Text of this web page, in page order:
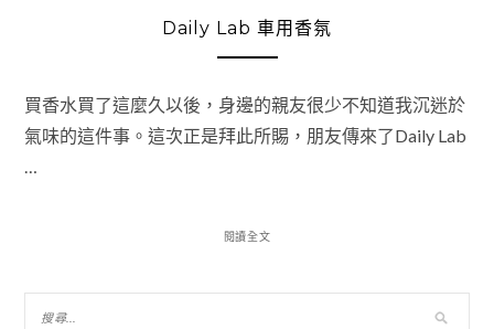
Daily Lab 車用香氛
買香水買了這麼久以後，身邊的親友很少不知道我沉迷於
氣味的這件事。這次正是拜此所賜，朋友傳來了Daily Lab
閱讀全文